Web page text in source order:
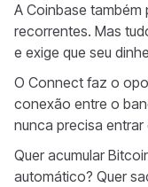
A Coinbase
recorrentes. Mas
e exige que seu
O Connect faz o
conexão entre o
nunca precisa
Quer acumular
automático? Quer